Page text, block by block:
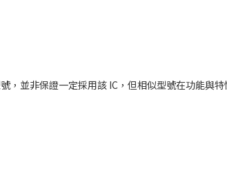
並非保證一定採用該 IC，但相似型號在功能與